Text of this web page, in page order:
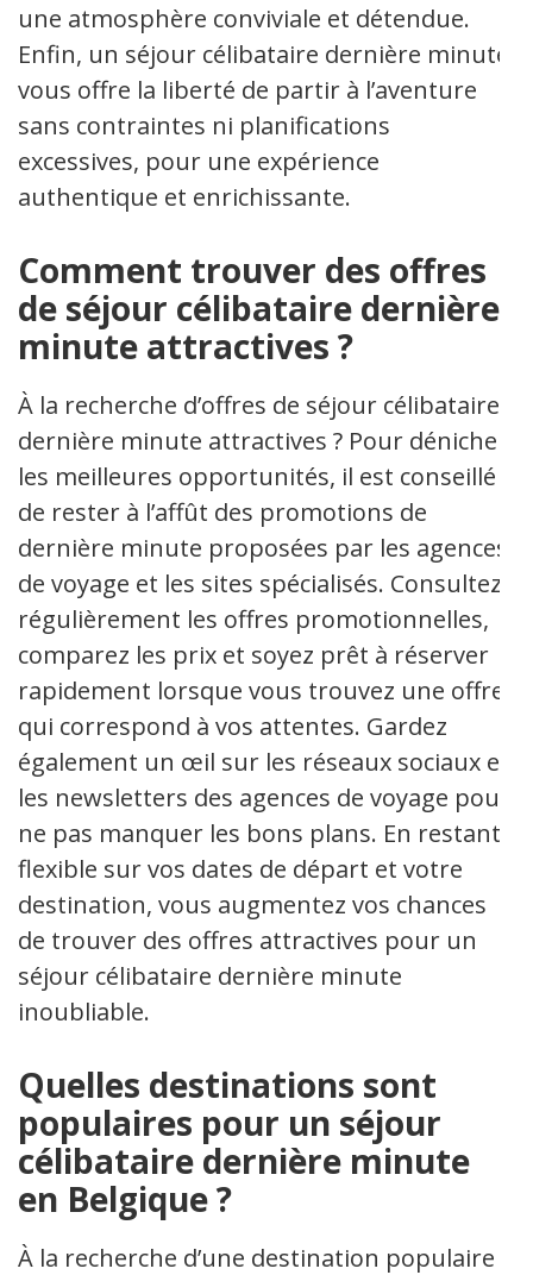
une atmosphère conviviale et détendue.
Enfin, un séjour célibataire dernière minute
vous offre la liberté de partir à l’aventure
sans contraintes ni planifications
excessives, pour une expérience
authentique et enrichissante.
Comment trouver des offres
de séjour célibataire dernière
minute attractives ?
À la recherche d’offres de séjour célibataire
dernière minute attractives ? Pour dénicher
les meilleures opportunités, il est conseillé
de rester à l’affût des promotions de
dernière minute proposées par les agences
de voyage et les sites spécialisés. Consultez
régulièrement les offres promotionnelles,
comparez les prix et soyez prêt à réserver
rapidement lorsque vous trouvez une offre
qui correspond à vos attentes. Gardez
également un œil sur les réseaux sociaux et
les newsletters des agences de voyage pour
ne pas manquer les bons plans. En restant
flexible sur vos dates de départ et votre
destination, vous augmentez vos chances
de trouver des offres attractives pour un
séjour célibataire dernière minute
inoubliable.
Quelles destinations sont
populaires pour un séjour
célibataire dernière minute
en Belgique ?
À la recherche d’une destination populaire